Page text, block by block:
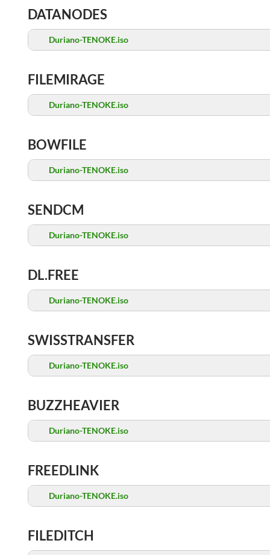
DATANODES
Duriano-TENOKE.iso
FILEMIRAGE
Duriano-TENOKE.iso
BOWFILE
Duriano-TENOKE.iso
SENDCM
Duriano-TENOKE.iso
DL.FREE
Duriano-TENOKE.iso
SWISSTRANSFER
Duriano-TENOKE.iso
BUZZHEAVIER
Duriano-TENOKE.iso
FREEDLINK
Duriano-TENOKE.iso
FILEDITCH